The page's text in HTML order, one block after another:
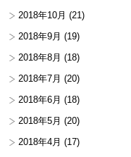
2018年10月 (21)
2018年9月 (19)
2018年8月 (18)
2018年7月 (20)
2018年6月 (18)
2018年5月 (20)
2018年4月 (17)